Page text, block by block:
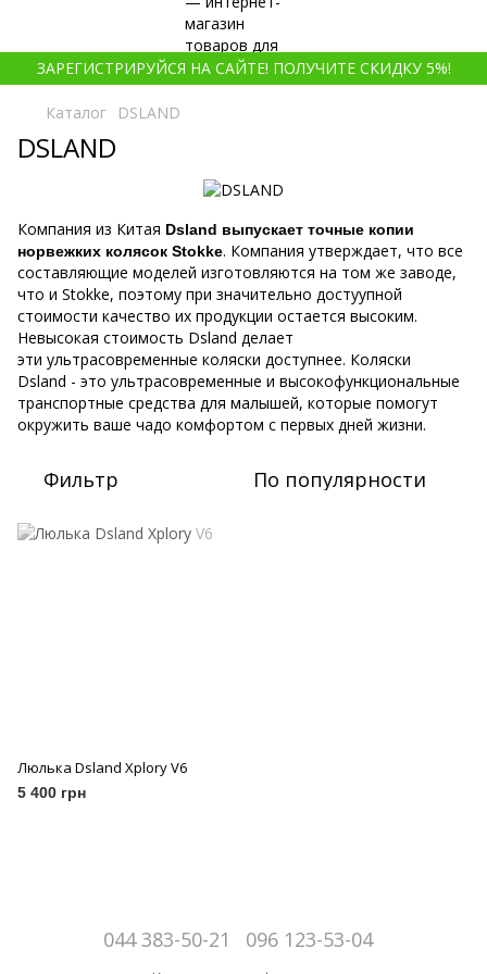
ЗАРЕГИСТРИРУЙСЯ НА САЙТЕ! ПОЛУЧИТЕ СКИДКУ 5%!
Каталог DSLAND
DSLAND
Компания из Китая Dsland выпускает точные копии
норвежких колясок Stokke. Компания утверждает, что все
составляющие моделей изготовляются на том же заводе,
что и Stokke, поэтому при значительно достуупной
стоимости качество их продукции остается высоким.
Невысокая стоимость Dsland делает
эти ультрасовременные коляски доступнее. Коляски
Dsland - это ультрасовременные и высокофункциональные
транспортные средства для малышей, которые помогут
окружить ваше чадо комфортом с первых дней жизни.
Фильтр По популярности
Люлька Dsland Xplory V6
5 400 грн
044 383-50-21 096 123-53-04